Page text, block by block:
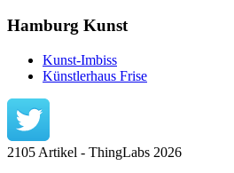
Hamburg Kunst
Kunst-Imbiss
Künstlerhaus Frise
2105 Artikel - ThingLabs 2026